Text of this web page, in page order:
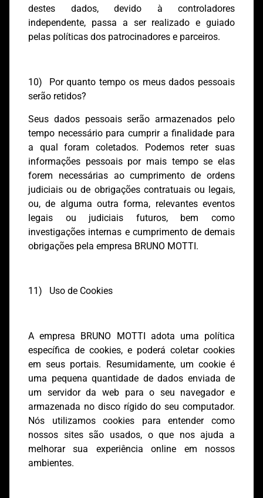
destes dados, devido à controladores
independente, passa a ser realizado e guiado
pelas políticas dos patrocinadores e parceiros.
10) Por quanto tempo os meus dados pessoais
serão retidos?
Seus dados pessoais serão armazenados pelo
tempo necessário para cumprir a finalidade para
a qual foram coletados. Podemos reter suas
informações pessoais por mais tempo se elas
forem necessárias ao cumprimento de ordens
judiciais ou de obrigações contratuais ou legais,
ou, de alguma outra forma, relevantes eventos
legais ou judiciais futuros, bem como
investigações internas e cumprimento de demais
obrigações pela empresa BRUNO MOTTI.
11) Uso de Cookies
A empresa BRUNO MOTTI adota uma política
específica de cookies, e poderá coletar cookies
em seus portais. Resumidamente, um cookie é
uma pequena quantidade de dados enviada de
um servidor da web para o seu navegador e
armazenada no disco rígido do seu computador.
Nós utilizamos cookies para entender como
nossos sites são usados, o que nos ajuda a
melhorar sua experiência online em nossos
ambientes.